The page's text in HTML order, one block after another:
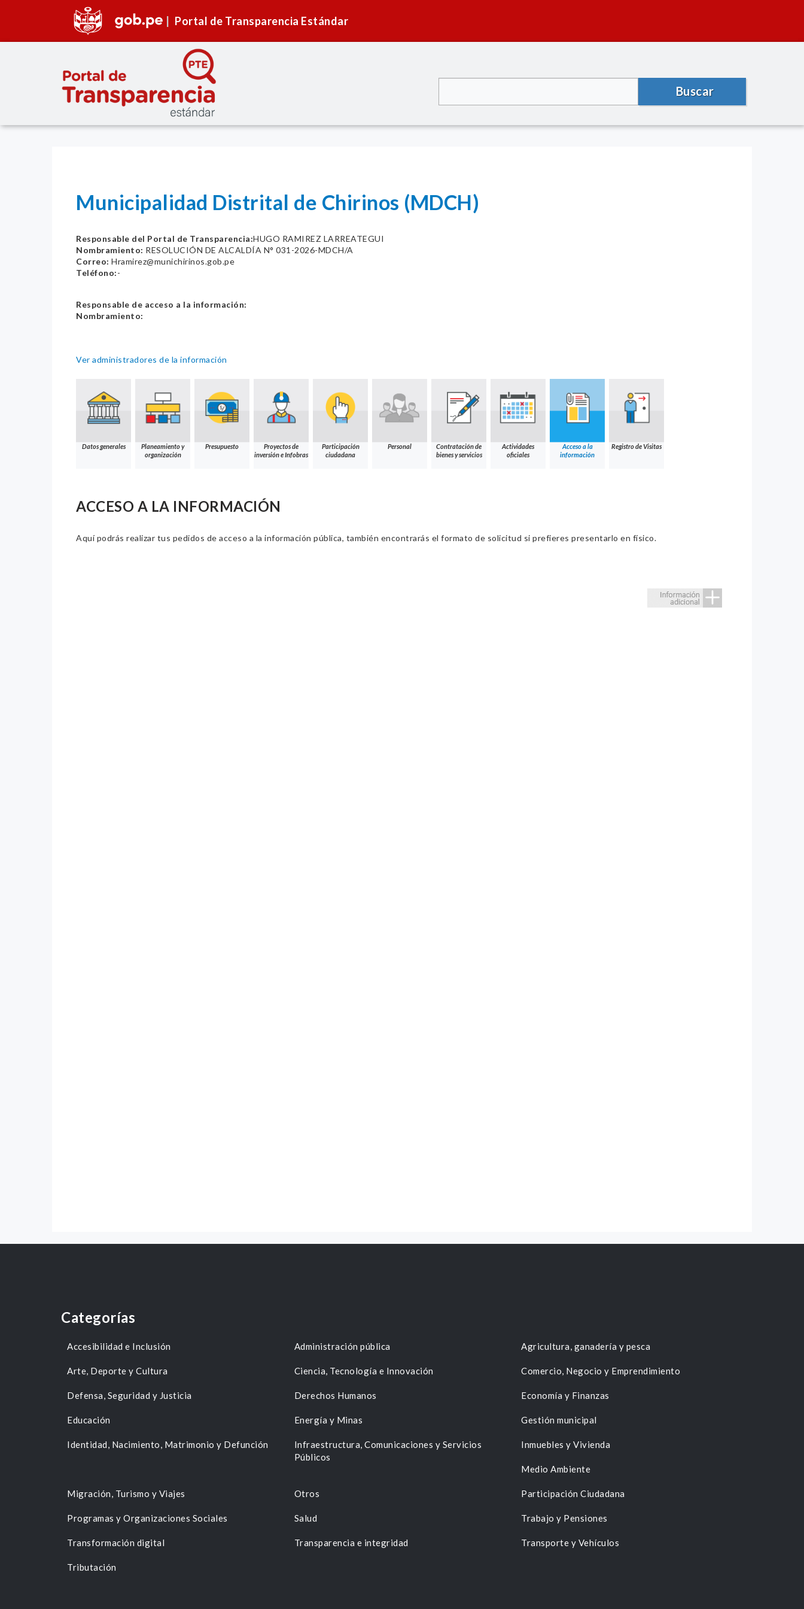
Portal de Transparencia Estándar
Buscar
Municipalidad Distrital de Chirinos (MDCH)
Responsable del Portal de Transparencia:HUGO RAMIREZ LARREATEGUI
Nombramiento: RESOLUCIÓN DE ALCALDÍA N° 031-2026-MDCH/A
Correo: Hramirez@munichirinos.gob.pe
Teléfono:-
Responsable de acceso a la información:
Nombramiento:
Ver administradores de la información
Datos generales
Planeamiento y
organización
Presupuesto
Proyectos de
inversión e Infobras
Participación
ciudadana
Personal
Contratación de
bienes y servicios
Actividades
oficiales
Acceso a la
información
Registro de Visitas
ACCESO A LA INFORMACIÓN
Aquí podrás realizar tus pedidos de acceso a la información pública, también encontrarás el formato de solicitud si prefieres presentarlo en físico.
Categorías
Accesibilidad e Inclusión Administración pública Agricultura, ganadería y pesca
Arte, Deporte y Cultura Ciencia, Tecnología e Innovación Comercio, Negocio y Emprendimiento
Defensa, Seguridad y Justicia Derechos Humanos Economía y Finanzas
Educación Energía y Minas Gestión municipal
Identidad, Nacimiento, Matrimonio y Defunción
Infraestructura, Comunicaciones y Servicios
Públicos
Inmuebles y Vivienda
Medio Ambiente
Migración, Turismo y Viajes Otros Participación Ciudadana
Programas y Organizaciones Sociales Salud Trabajo y Pensiones
Transformación digital Transparencia e integridad Transporte y Vehículos
Tributación